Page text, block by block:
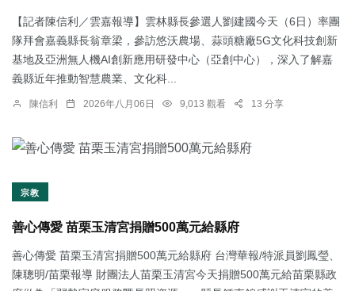
【記者陳信利／雲嘉報導】雲林縣長參選人劉建國今天（6日）率團
隊拜會嘉義縣長翁章梁，參訪悠沃農場、蒜頭糖廠5G文化科技創新
基地及亞洲無人機AI創新應用研發中心（亞創中心），深入了解嘉
義縣近年推動智慧農業、文化科...
陳信利 2026年八月06日 9,013 觀看 13 分享
宗教
善心傳愛 苗栗玉清宮捐贈500萬元給縣府
善心傳愛 苗栗玉清宮捐贈500萬元給縣府 台灣華報/特派員劉鳳瑩、
陳聰明/苗栗報導 財團法人苗栗玉清宮今天捐贈500萬元給苗栗縣政